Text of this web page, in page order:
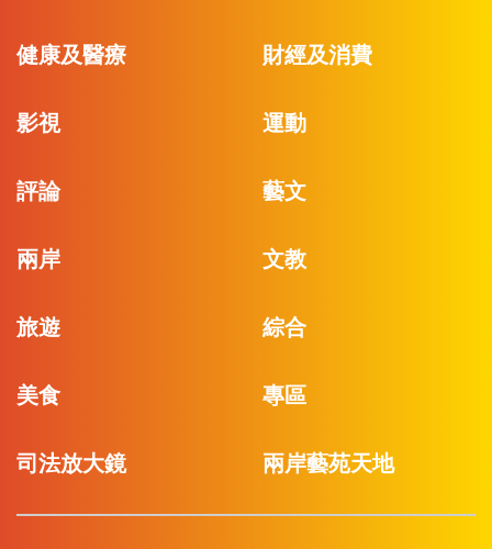
健康及醫療 財經及消費
影視 運動
評論 藝文
兩岸 文教
旅遊 綜合
美食 專區
司法放大鏡 兩岸藝苑天地